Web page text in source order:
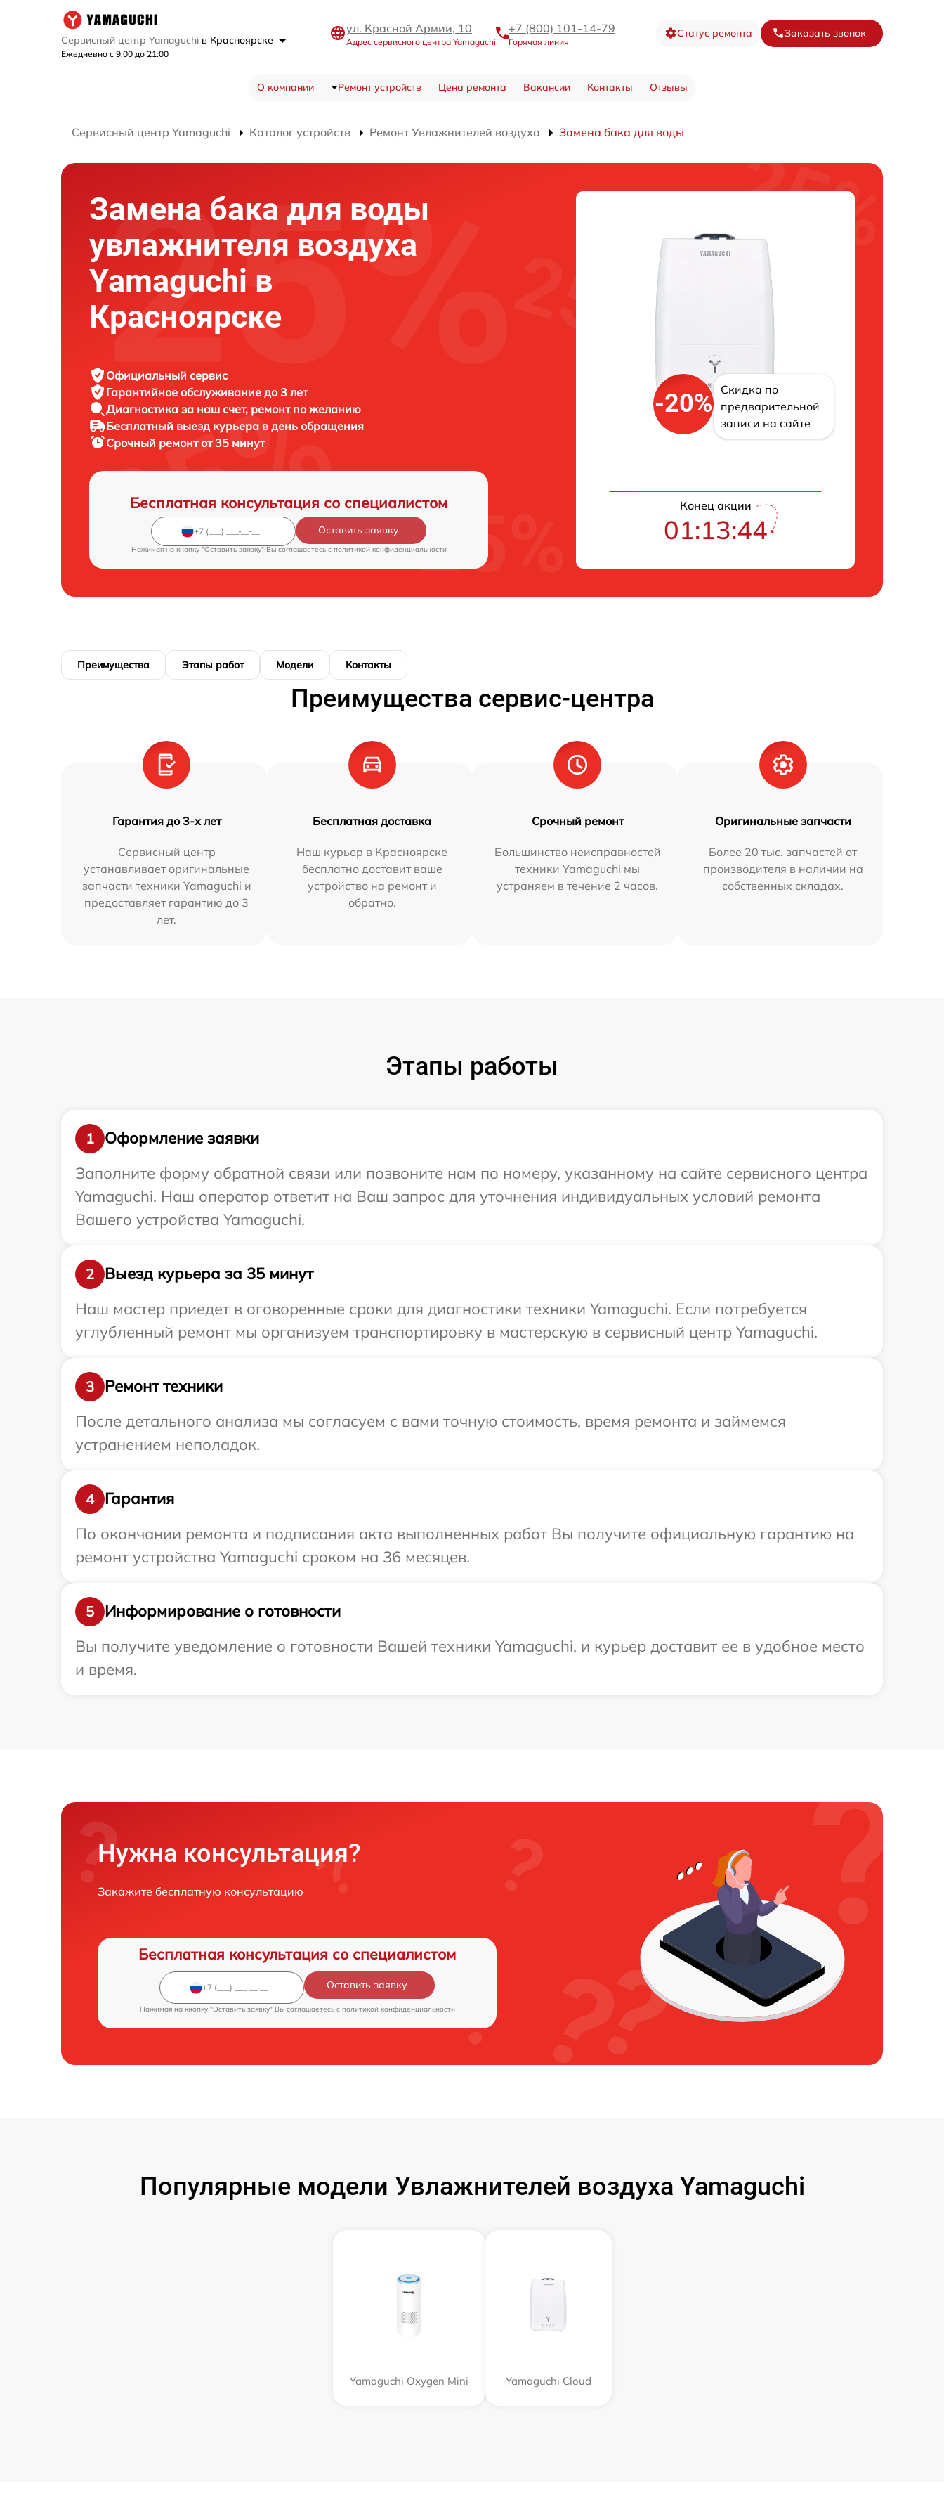
Сервисный центр Yamaguchi в Красноярске
Ежедневно с 9:00 до 21:00
ул. Красной Армии, 10
Адрес сервисного центра Yamaguchi
+7 (800) 101-14-79
Горячая линия
Статус ремонта Заказать звонок
О компании Ремонт устройств Цена ремонта Вакансии Контакты Отзывы
Сервисный центр Yamaguchi Каталог устройств Ремонт Увлажнителей воздуха Замена бака для воды
Замена бака для воды
увлажнителя воздуха
Yamaguchi в
Красноярске
Официальный сервис
Гарантийное обслуживание до 3 лет
Диагностика за наш счет, ремонт по желанию
Бесплатный выезд курьера в день обращения
Срочный ремонтот 35 минут
Бесплатная консультация со специалистом
Оставить заявку
Нажимая на кнопку "Оставить заявку" Вы соглашаетесь c политикой конфиденциальности
-20%
Скидка по
предварительной
записи на сайте
Конец акции
01:13:43
Преимущества Этапы работ Модели Контакты
Преимущества сервис-центра
Гарантия до 3-х лет
Сервисный центр
устанавливает оригинальные
запчасти техники Yamaguchi и
предоставляет гарантию до 3
лет.
Бесплатная доставка
Наш курьер в Красноярске
бесплатно доставит ваше
устройство на ремонт и
обратно.
Срочный ремонт
Большинство неисправностей
техники Yamaguchi мы
устраняем в течение 2 часов.
Оригинальные запчасти
Более 20 тыс. запчастей от
производителя в наличии на
собственных складах.
Этапы работы
1
Оформление заявки
Заполните форму обратной связи или позвоните нам по номеру, указанному на сайте сервисного центра
Yamaguchi. Наш оператор ответит на Ваш запрос для уточнения индивидуальных условий ремонта
Вашего устройства Yamaguchi.
2
Выезд курьера за 35 минут
Наш мастер приедет в оговоренные сроки для диагностики техники Yamaguchi. Если потребуется
углубленный ремонт мы организуем транспортировку в мастерскую в сервисный центр Yamaguchi.
3
Ремонт техники
После детального анализа мы согласуем с вами точную стоимость, время ремонта и займемся
устранением неполадок.
4
Гарантия
По окончании ремонта и подписания акта выполненных работ Вы получите официальную гарантию на
ремонт устройства Yamaguchi сроком на 36 месяцев.
5
Информирование о готовности
Вы получите уведомление о готовности Вашей техники Yamaguchi, и курьер доставит ее в удобное место
и время.
Нужна консультация?
Закажите бесплатную консультацию
Бесплатная консультация со специалистом
Оставить заявку
Нажимая на кнопку "Оставить заявку" Вы соглашаетесь c политикой конфиденциальности
Популярные модели Увлажнителей воздуха Yamaguchi
Yamaguchi Oxygen Mini Yamaguchi Cloud